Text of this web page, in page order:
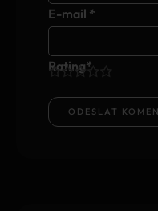
E-mail *
Rating*
4
3
2